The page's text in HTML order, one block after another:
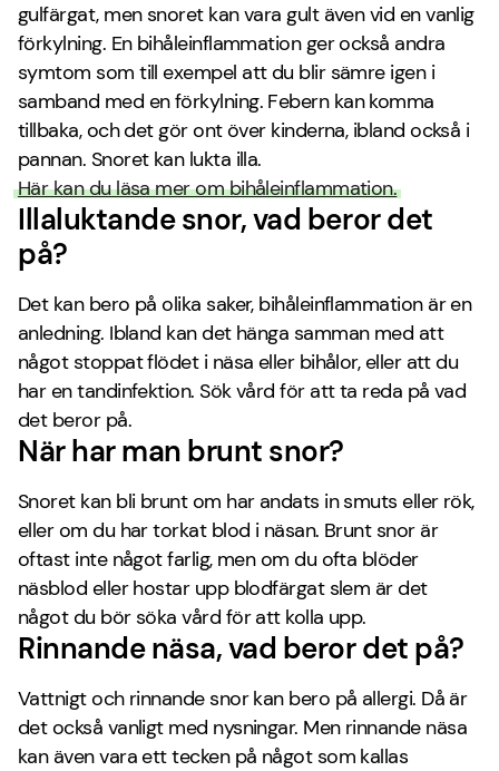
gulfärgat, men snoret kan vara gult även vid en vanlig
förkylning. En bihåleinflammation ger också andra
symtom som till exempel att du blir sämre igen i
samband med en förkylning. Febern kan komma
tillbaka, och det gör ont över kinderna, ibland också i
pannan. Snoret kan lukta illa.
Här kan du läsa mer om bihåleinflammation.
Illaluktande snor, vad beror det
på?
Det kan bero på olika saker, bihåleinflammation är en
anledning. Ibland kan det hänga samman med att
något stoppat flödet i näsa eller bihålor, eller att du
har en tandinfektion. Sök vård för att ta reda på vad
det beror på.
När har man brunt snor?
Snoret kan bli brunt om har andats in smuts eller rök,
eller om du har torkat blod i näsan. Brunt snor är
oftast inte något farlig, men om du ofta blöder
näsblod eller hostar upp blodfärgat slem är det
något du bör söka vård för att kolla upp.
Rinnande näsa, vad beror det på?
Vattnigt och rinnande snor kan bero på allergi. Då är
det också vanligt med nysningar. Men rinnande näsa
kan även vara ett tecken på något som kallas